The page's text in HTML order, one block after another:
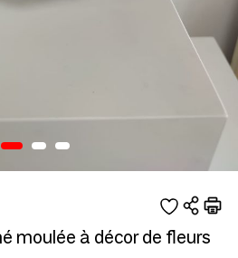
moulée à décor de fleurs